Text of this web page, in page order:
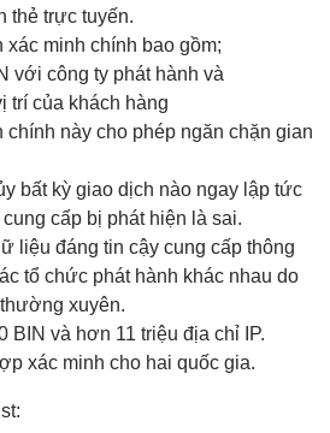
thẻ trực tuyến.
xác minh chính bao gồm;
với công ty phát hành và
trí của khách hàng
chính này cho phép ngăn chặn gian
bất kỳ giao dịch nào ngay lập tức
cấp bị phát hiện là sai.
liệu đáng tin cậy cung cấp thông
tổ chức phát hành khác nhau do
xuyên.
BIN và hơn 11 triệu địa chỉ IP.
xác minh cho hai quốc gia.